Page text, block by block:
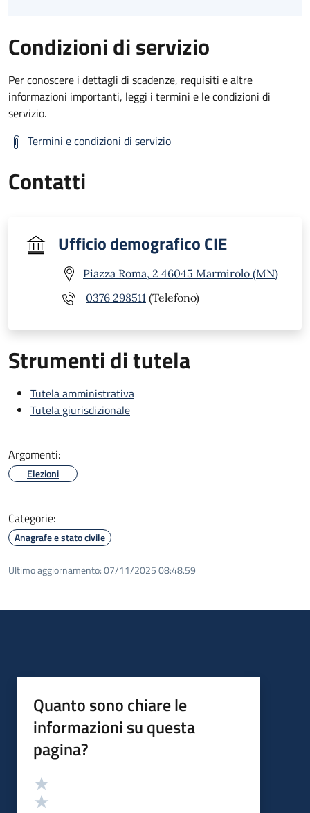
Condizioni di servizio
Per conoscere i dettagli di scadenze, requisiti e altre
informazioni importanti, leggi i termini e le condizioni di
servizio.
Termini e condizioni di servizio
Contatti
Ufficio demografico CIE
Piazza Roma, 2 46045 Marmirolo (MN)
0376 298511 (Telefono)
Strumenti di tutela
Tutela amministrativa
Tutela giurisdizionale
Argomenti:
Elezioni
Categorie:
Anagrafe e stato civile
Ultimo aggiornamento:07/11/2025 08:48.59
Quanto sono chiare le
informazioni su questa
pagina?
Valutazione